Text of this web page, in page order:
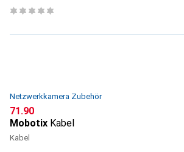
Netzwerkkamera Zubehör
CHF
71.90
Mobotix Kabel
Kabel